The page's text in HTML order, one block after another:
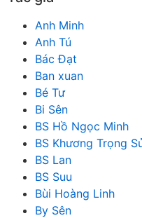
Anh Minh
Anh Tú
Bác Đạt
Ban xuan
Bé Tư
Bi Sên
BS Hồ Ngọc Minh
BS Khương Trọng
BS Lan
BS Suu
Bùi Hoàng Linh
By Sên